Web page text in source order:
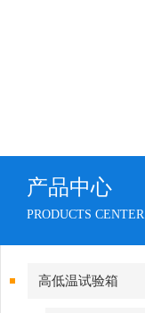
产品中心
PRODUCTS CENTER
高低温试验箱